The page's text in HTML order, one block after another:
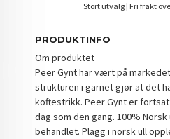
Stort utvalg | Fri frakt
PRODUKTINFO
Om produktet
Peer Gynt har vært på
strukturen i garnet gjør at det
koftestrikk. Peer Gynt er
dag som den gang. 100%
behandlet. Plagg i norsk ull